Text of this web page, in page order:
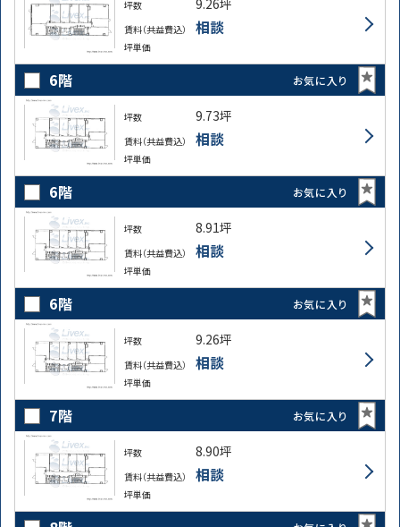
坪数
賃料（共益費込） 相談
坪単価
6階 お気に入り
坪数 9.73坪
賃料（共益費込） 相談
坪単価
6階 お気に入り
坪数 8.91坪
賃料（共益費込） 相談
坪単価
6階 お気に入り
坪数 9.26坪
賃料（共益費込） 相談
坪単価
7階 お気に入り
坪数 8.90坪
賃料（共益費込） 相談
坪単価